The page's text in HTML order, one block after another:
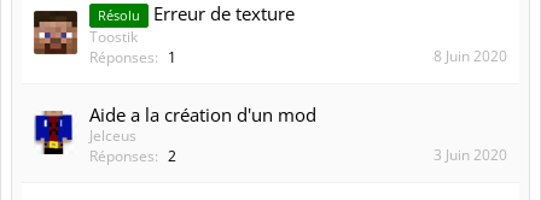
Résolu Erreur de texture
Toostik
Réponses: 1 8 Juin 2020
Aide a la création d'un mod
Jelceus
Réponses: 2 3 Juin 2020